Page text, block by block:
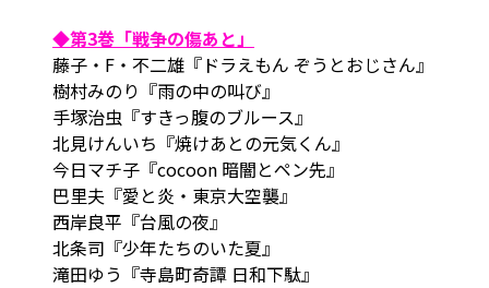
◆第3巻「戦争の傷あと」
藤子・F・不二雄『ドラえもん ぞうとおじさん』
樹村みのり『雨の中の叫び』
手塚治虫『すきっ腹のブルース』
北見けんいち『焼けあとの元気くん』
今日マチ子『cocoon 暗闇とペン先』
巴里夫『愛と炎・東京大空襲』
西岸良平『台風の夜』
北条司『少年たちのいた夏』
滝田ゆう『寺島町奇譚 日和下駄』